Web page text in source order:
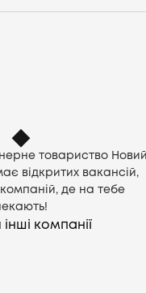
товариство Новий
відкритих вакансій,
компаній, де на тебе
компанії